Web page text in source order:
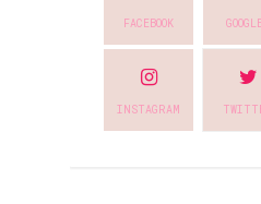
FACEBOOK
INSTAGRAM